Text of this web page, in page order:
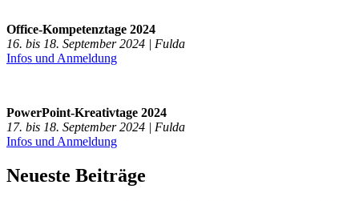
Office-Kompetenztage 2024
16. bis 18. September 2024 | Fulda
Infos und Anmeldung
PowerPoint-Kreativtage 2024
17. bis 18. September 2024 | Fulda
Infos und Anmeldung
Neueste Beiträge